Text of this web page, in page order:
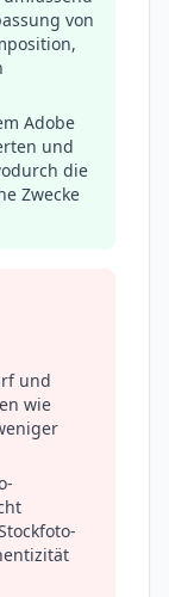
von
Adobe
und
die
Zwecke
und
wie